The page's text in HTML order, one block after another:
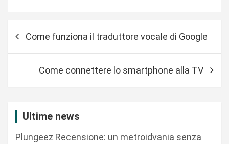
Come funziona il traduttore vocale di Google
Come connettere lo smartphone alla TV
Ultime news
Plungeez Recensione: un metroidvania senza